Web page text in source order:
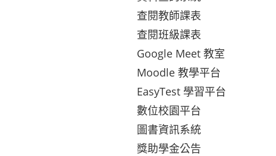
查閱教師課表
查閱班級課表
Google Meet 教室
Moodle 教學平台
EasyTest 學習平台
數位校園平台
圖書資訊系統
獎助學金公告